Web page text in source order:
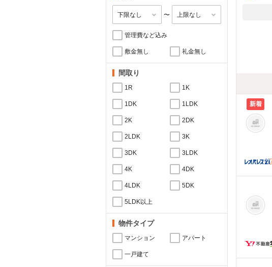
〜
管理費など込み
敷金無し 礼金無し
間取り
1R 1K
1DK 1LDK
2K 2DK
2LDK 3K
3DK 3LDK
4K 4DK
4LDK 5DK
5LDK以上
物件タイプ
マンション アパート
一戸建て
新着